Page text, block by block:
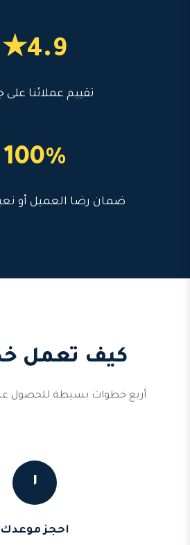
4.9★
تقييم عملائنا
100%
ضمان رضا العميل أو
كيف تعمل
أربع خطوات بسيطة للحصول
١
احجز موعدك